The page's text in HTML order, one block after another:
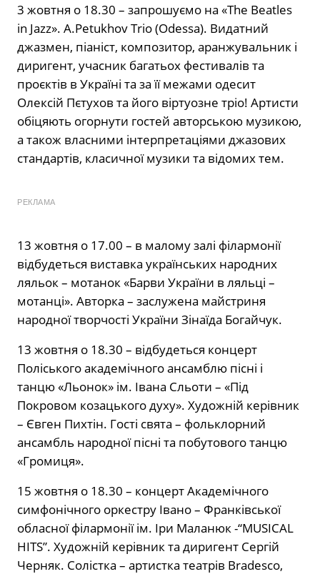
3 жовтня о 18.30 – запрошуємо на «The Beatles
in Jazz». A.Petukhov Trio (Odessa). Видатний
джазмен, піаніст, композитор, аранжувальник і
диригент, учасник багатьох фестивалів та
проєктів в Україні та за її межами одесит
Олексій Пєтухов та його віртуозне тріо! Артисти
обіцяють огорнути гостей авторською музикою,
а також власними інтерпретаціями джазових
стандартів, класичної музики та відомих тем.
РЕКЛАМА
13 жовтня о 17.00 – в малому залі філармонії
відбудеться виставка українських народних
ляльок – мотанок «Барви України в ляльці –
мотанці». Авторка – заслужена майстриня
народної творчості України Зінаїда Богайчук.
13 жовтня о 18.30 – відбудеться концерт
Поліського академічного ансамблю пісні і
танцю «Льонок» ім. Івана Сльоти – «Під
Покровом козацького духу». Художній керівник
– Євген Пихтін. Гості свята – фольклорний
ансамбль народної пісні та побутового танцю
«Громиця».
15 жовтня о 18.30 – концерт Академічного
симфонічного оркестру Івано – Франківської
обласної філармонії ім. Іри Маланюк -“MUSICAL
HITS”. Художній керівник та диригент Сергій
Черняк. Солістка – артистка театрів Bradesco,